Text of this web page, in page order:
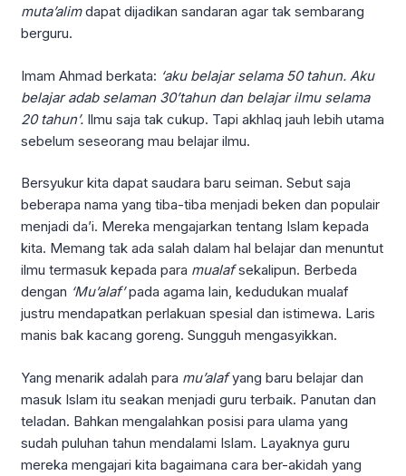
muta’alimdapat dijadikan sandaran agar tak sembarang
berguru.
Imam Ahmad berkata: ‘aku belajar selama 50 tahun. Aku
belajar adab selaman 30’tahun dan belajar ilmu selama
20 tahun’. Ilmu saja tak cukup. Tapi akhlaq jauh lebih utama
sebelum seseorang mau belajar ilmu.
Bersyukur kita dapat saudara baru seiman. Sebut saja
beberapa nama yang tiba-tiba menjadi beken dan populair
menjadi da’i. Mereka mengajarkan tentang Islam kepada
kita. Memang tak ada salah dalam hal belajar dan menuntut
ilmu termasuk kepada para mualafsekalipun. Berbeda
dengan ‘Mu’alaf’pada agama lain, kedudukan mualaf
justru mendapatkan perlakuan spesial dan istimewa. Laris
manis bak kacang goreng. Sungguh mengasyikkan.
Yang menarik adalah para mu’alafyang baru belajar dan
masuk Islam itu seakan menjadi guru terbaik. Panutan dan
teladan. Bahkan mengalahkan posisi para ulama yang
sudah puluhan tahun mendalami Islam. Layaknya guru
mereka mengajari kita bagaimana cara ber-akidah yang